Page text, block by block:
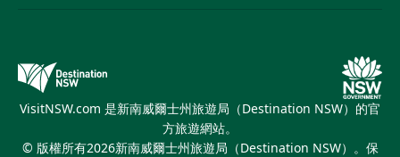
新南威爾士州旅遊局（Destination NSW）媒體中心
繽紛悉尼燈光音樂節
VisitNSW.com 是新南威爾士州旅遊局（Destination NSW）的官
方旅遊網站。
© 版權所有2026新南威爾士州旅遊局（Destination NSW）。保